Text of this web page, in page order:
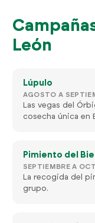
León
Lúpulo
AGOSTO A
Las vegas del
cosecha única en
Pimiento del
SEPTIEMBRE A
La recogida del
grupo.